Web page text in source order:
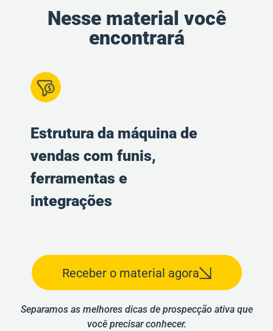
Nesse material você
encontrará
Estrutura da máquina de
vendas com funis,
ferramentas e
integrações
Receber o material agora
Separamos as melhores dicas de prospecção ativa que
você precisar conhecer.